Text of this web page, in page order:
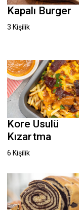
Kapalı Burger
3 Kişilik
Kore Usulü
Kızartma
6 Kişilik